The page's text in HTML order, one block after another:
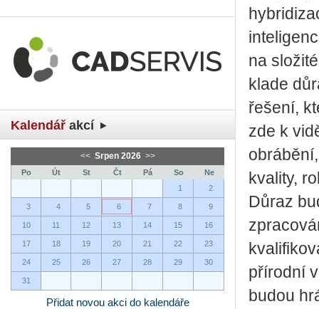
Kalendář akcí
<< Srpen 2026 >>
Po Út St Čt Pá So
Ne
1
2
3 4 5 6 7 8 9
10 11 12 13 14 15 16
17 18 19 20 21 22 23
24 25 26 27 28 29 30
31
Přidat novou akci do kalendáře
na
klade
řešení,
zde k
kvality,
Důraz
přírodní
budou